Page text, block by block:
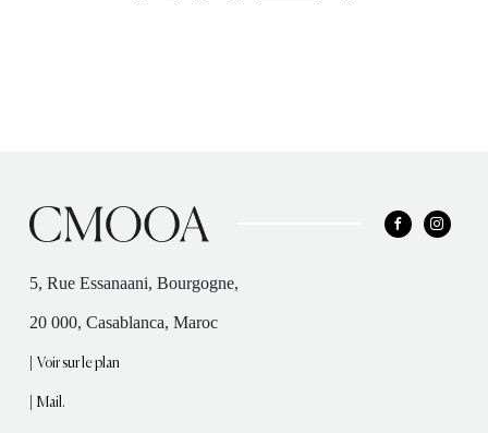
5, Rue Essanaani, Bourgogne,
20 000, Casablanca, Maroc
|Voir sur le plan
|Mail.